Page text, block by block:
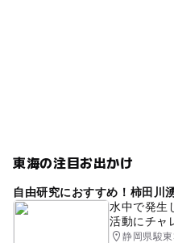
東海の注目お出かけ
自由研究におすすめ！柿田川
水中で発生
活動にチャ
静岡県駿